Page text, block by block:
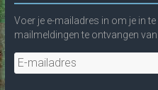
Voer je e-mailadres in om je in
mailmeldingen te ontvangen van
E-
mailadres